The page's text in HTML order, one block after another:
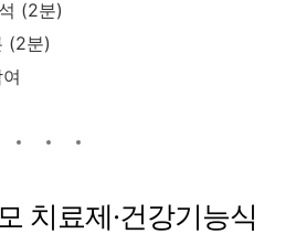
(2분)
(2분)
치료제·건강기능식